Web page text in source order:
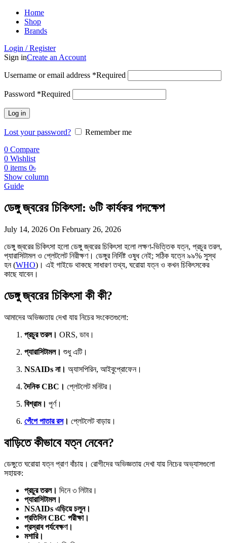
Home
Shop
Brands
Login / Register
Sign inCreate an Account
Username or email address *Required
Password *Required
Log in
Lost your password?
Remember me
0 Compare
0 Wishlist
0 items 0৳
Show column
Guide
ডেঙ্গু জ্বরের চিকিৎসা: ৬টি কার্যকর পদক্ষেপ
July 14, 2026 On February 26, 2026
ডেঙ্গু জ্বরের চিকিৎসা হলো ডেঙ্গু জ্বরের চিকিৎসা হলো লক্ষণ-ভিত্তিক যত্ন, প্রচুর তরল,
প্যারাসিটামল ও প্লেটলেট নিরীক্ষণ। ডেঙ্গুর নির্দিষ্ট ওষুধ নেই; সঠিক যত্নে ৯৯% সুস্থ
হন (WHO)। এই গাইডে থাকছে সাধারণ তথ্য, ঘরোয়া যত্ন ও কখন চিকিৎসকের
কাছে যাবেন।
ডেঙ্গু জ্বরের চিকিৎসা কী কী?
আমাদের অভিজ্ঞতায় দেখা যায় নিচের সংকেতগুলো:
প্রচুর তরল। ORS, ডাব।
প্যারাসিটামল। শুধু এটি।
NSAIDs না। অ্যাসপিরিন, আইবুপ্রোফেন।
দৈনিক CBC। প্লেটলেট মনিটর।
বিশ্রাম। পূর্ণ।
পেঁপে পাতার রস। প্লেটলেট বাড়ায়।
বাড়িতে কীভাবে যত্ন নেবেন?
ডেঙ্গুতে ঘরোয়া যত্ন প্রাণ বাঁচায়। রোগীদের অভিজ্ঞতায় দেখা যায় নিচের অভ্যাসগুলো
সহায়ক:
প্রচুর তরল। দিনে ৩ লিটার।
প্যারাসিটামল।
NSAIDs এড়িয়ে চলুন।
প্রতিদিন CBC পরীক্ষা।
প্রস্রাব পর্যবেক্ষণ।
মশারি।